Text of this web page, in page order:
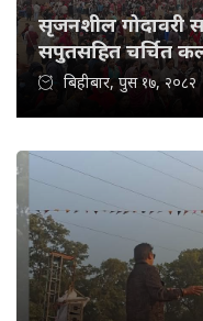
सृजनशील गोदावरी
सपुतसहित चर्चित
बिहीबार, पुस १७, २०८२